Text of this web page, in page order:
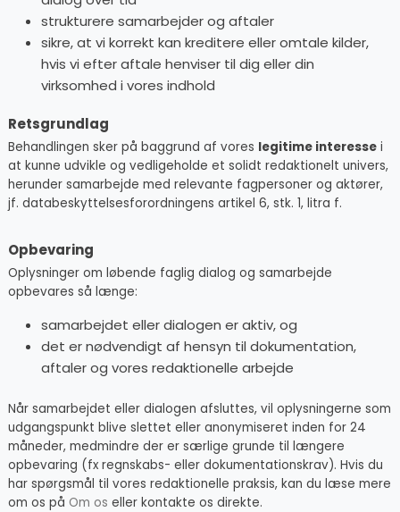
strukturere samarbejder og aftaler
sikre, at vi korrekt kan kreditere eller omtale kilder,
hvis vi efter aftale henviser til dig eller din
virksomhed i vores indhold
Retsgrundlag
Behandlingen sker på baggrund af vores legitime interesse i
at kunne udvikle og vedligeholde et solidt redaktionelt univers,
herunder samarbejde med relevante fagpersoner og aktører,
jf. databeskyttelsesforordningens artikel 6, stk. 1, litra f.
Opbevaring
Oplysninger om løbende faglig dialog og samarbejde
opbevares så længe:
samarbejdet eller dialogen er aktiv, og
det er nødvendigt af hensyn til dokumentation,
aftaler og vores redaktionelle arbejde
Når samarbejdet eller dialogen afsluttes, vil oplysningerne som
udgangspunkt blive slettet eller anonymiseret inden for 24
måneder, medmindre der er særlige grunde til længere
opbevaring (fx regnskabs- eller dokumentationskrav). Hvis du
har spørgsmål til vores redaktionelle praksis, kan du læse mere
om os på Om os eller kontakte os direkte.